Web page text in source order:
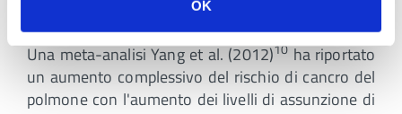
OK
Cancro polmonare
Una meta-analisi Yang et al. (2012)10 ha riportato
un aumento complessivo del rischio di cancro del
polmone con l'aumento dei livelli di assunzione di